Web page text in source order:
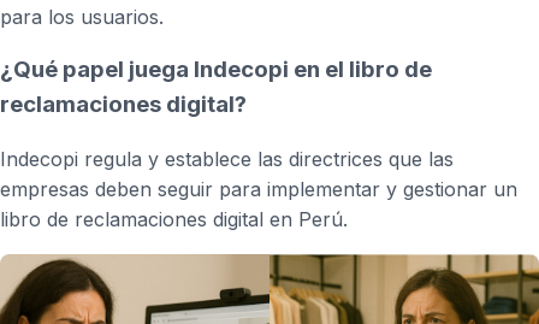
para los usuarios.
¿Qué papel juega Indecopi en el libro de
reclamaciones digital?
Indecopi regula y establece las directrices que las
empresas deben seguir para implementar y gestionar un
libro de reclamaciones digital en Perú.